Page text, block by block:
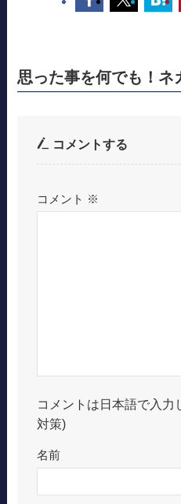
思った事を何でも！ネ
コメントする
コメント ※
コメントは日本語で入力
対策)
名前